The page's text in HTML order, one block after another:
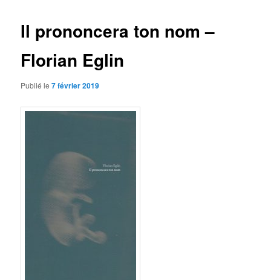
Il prononcera ton nom –
Florian Eglin
Publié le7 février 2019